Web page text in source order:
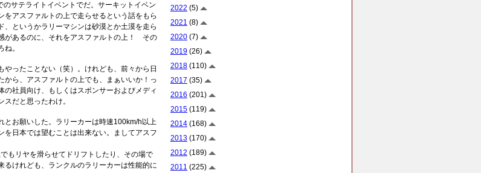
サテライトイベントでだ。サーキットイベン
をアスファルトの上で走らせるという話をもら
というかラリーマシンは砂漠とか土漠を走ら
があるのに、それをアスファルトの上！ その
。
ったことない（笑）。けれども、前々から日
ら、アスファルトの上でも、まぁいいか！っ
社員向け、もしくはスポンサーおよびメディ
だと思ったわけ。
とお願いした。ラリーカーは時速100km/h以上
日本では望むことは出来ない。ましてアスフ
もリヤを滑らせてドリフトしたり、その場で
けれども、ランクルのラリーカーは性能的に
2022 (5)
2021 (8)
2020 (7)
2019 (26)
2018 (110)
2017 (35)
2016 (201)
2015 (119)
2014 (168)
2013 (170)
2012 (189)
2011 (225)